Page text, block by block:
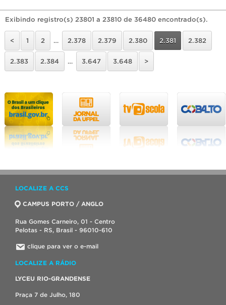
Exibindo registro(s) 23801 a 23810 de 36480 encontrado(s).
< 1 2 … 2.378 2.379 2.380 2.381 2.382
2.383 2.384 … 3.647 3.648 >
LOCALIZE A CCS
CAMPUS PORTO / ANGLO
Rua Gomes Carneiro, 01 - Centro
Pelotas - RS, Brasil - 96010-610
clique para ver o e-mail
LOCALIZE A RÁDIO
LYCEU RIO-GRANDENSE
Praça 7 de Julho, 180